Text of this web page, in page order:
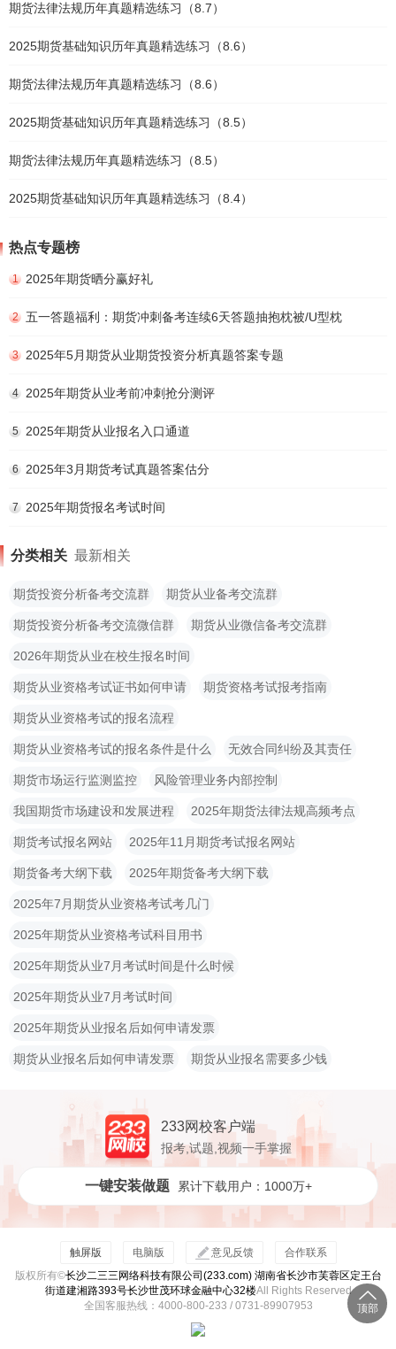
期货法律法规历年真题精选练习（8.7）
2025期货基础知识历年真题精选练习（8.6）
期货法律法规历年真题精选练习（8.6）
2025期货基础知识历年真题精选练习（8.5）
期货法律法规历年真题精选练习（8.5）
2025期货基础知识历年真题精选练习（8.4）
热点专题榜
1 2025年期货晒分赢好礼
2 五一答题福利：期货冲刺备考连续6天答题抽抱枕被/U型枕
3 2025年5月期货从业期货投资分析真题答案专题
4 2025年期货从业考前冲刺抢分测评
5 2025年期货从业报名入口通道
6 2025年3月期货考试真题答案估分
7 2025年期货报名考试时间
分类相关 最新相关
期货投资分析备考交流群 期货从业备考交流群
期货投资分析备考交流微信群 期货从业微信备考交流群
2026年期货从业在校生报名时间
期货从业资格考试证书如何申请 期货资格考试报考指南
期货从业资格考试的报名流程
期货从业资格考试的报名条件是什么 无效合同纠纷及其责任
期货市场运行监测监控 风险管理业务内部控制
我国期货市场建设和发展进程 2025年期货法律法规高频考点
期货考试报名网站 2025年11月期货考试报名网站
期货备考大纲下载 2025年期货备考大纲下载
2025年7月期货从业资格考试考几门
2025年期货从业资格考试科目用书
2025年期货从业7月考试时间是什么时候
2025年期货从业7月考试时间
2025年期货从业报名后如何申请发票
期货从业报名后如何申请发票 期货从业报名需要多少钱
233网校客户端
报考,试题,视频一手掌握
一键安装做题 累计下载用户：1000万+
触屏版 电脑版 意见反馈
合作联系
版权所有©长沙二三三网络科技有限公司(233.com) 湖南省长沙市芙蓉区定王台
街道建湘路393号长沙世茂环球金融中心32楼All Rights Reserved
全国客服热线：4000-800-233 / 0731-89907953
顶部